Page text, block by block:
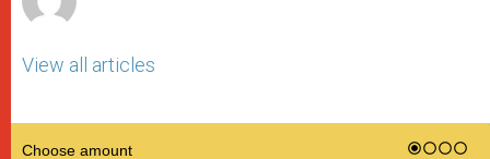
View all articles